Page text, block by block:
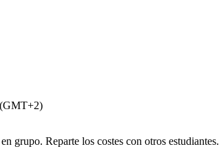
grupo. Reparte los costes con otros estudiantes.